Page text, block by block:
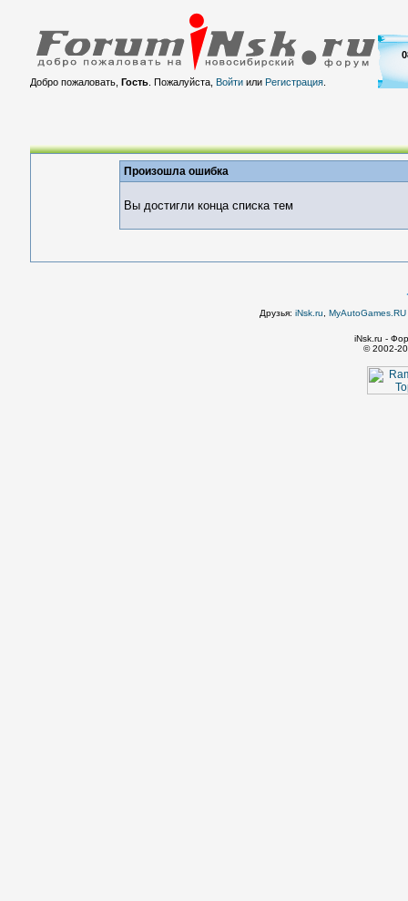
Добро пожаловать, Гость. Пожалуйста, Войтиили Регистрация.
Произошла ошибка
Вы достигли конца списка тем
Друзья: iNsk.ru
iNsk.ru -
© 2002-